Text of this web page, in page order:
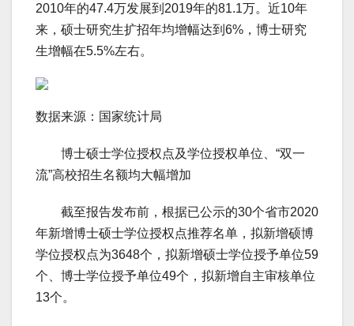
2010年的47.4万发展到2019年的81.1万。近10年
来，硕士研究生扩招年均增幅达到6%，博士研究
生增幅在5.5%左右。
数据来源：国家统计局
博士硕士学位授权点及学位授权单位、“双一
流”高校招生名额均大幅增加
截至报告发布前，根据已公示的30个省市2020
年新增博士硕士学位授权点推荐名单，拟新增硕博
学位授权点为3648个，拟新增硕士学位授予单位59
个、博士学位授予单位49个，拟新增自主审核单位
13个。